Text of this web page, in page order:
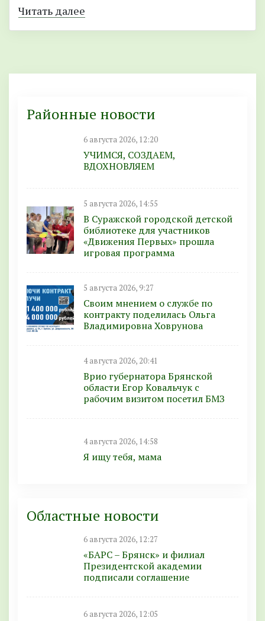
Читать далее
Районные новости
6 августа 2026, 12:20
УЧИМСЯ, СОЗДАЕМ,
ВДОХНОВЛЯЕМ
5 августа 2026, 14:55
В Суражской городской детской
библиотеке для участников
«Движения Первых» прошла
игровая программа
5 августа 2026, 9:27
Своим мнением о службе по
контракту поделилась Ольга
Владимировна Ховрунова
4 августа 2026, 20:41
Врио губернатора Брянской
области Егор Ковальчук с
рабочим визитом посетил БМЗ
4 августа 2026, 14:58
Я ищу тебя, мама
Областные новости
6 августа 2026, 12:27
«БАРС – Брянск» и филиал
Президентской академии
подписали соглашение
6 августа 2026, 12:05